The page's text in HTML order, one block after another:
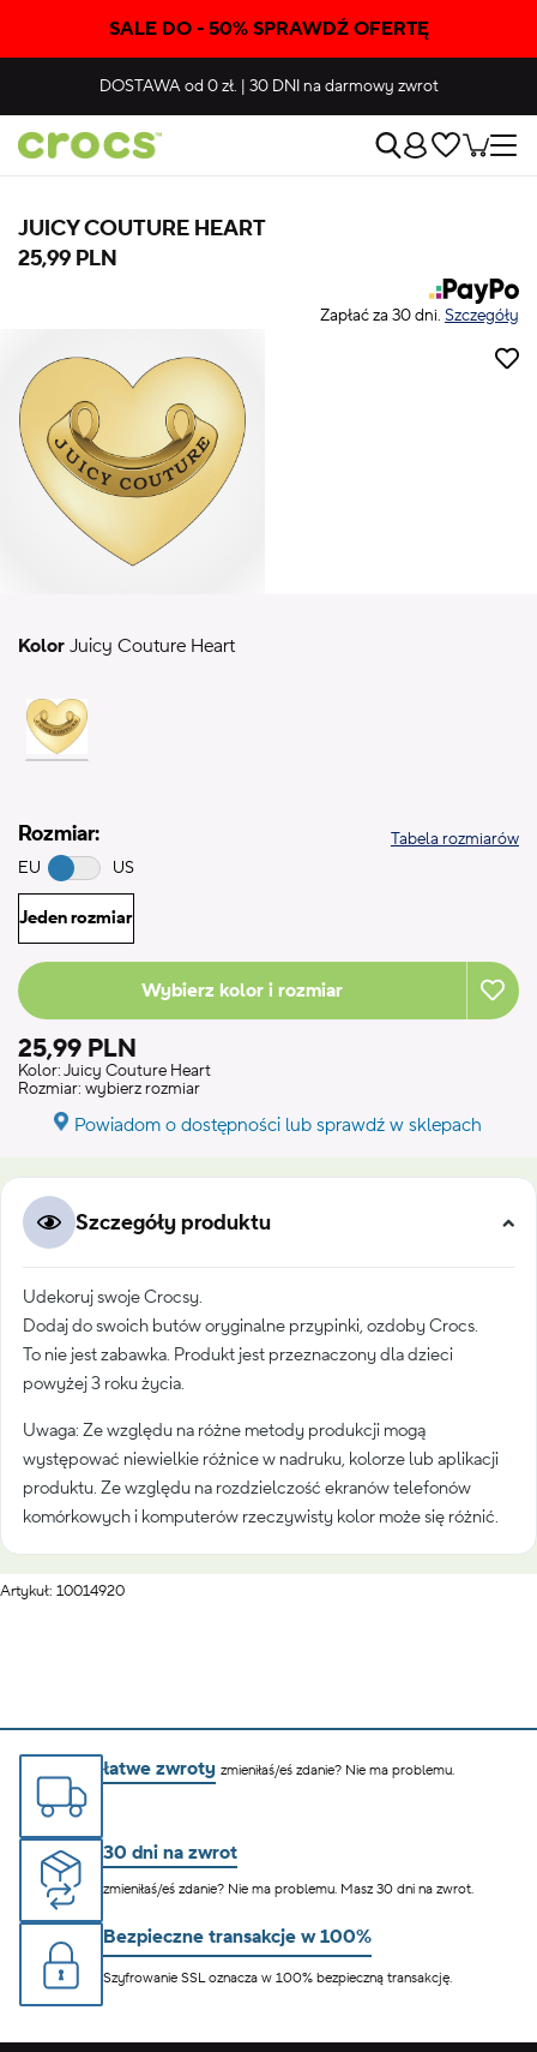
SALE DO - 50% SPRAWDŹ OFERTĘ
DOSTAWAod 0 zł. | 30 DNIna darmowy zwrot
JUICY COUTURE HEART
25,99 PLN
Zapłać za 30 dni. Szczegóły
Kolor Juicy Couture Heart
Rozmiar:
EU US
Tabela rozmiarów
Jeden rozmiar
Wybierz kolor i rozmiar
25,99 PLN
Kolor:Juicy Couture Heart
Rozmiar: wybierz rozmiar
Powiadom o dostępności lub sprawdź w sklepach
Szczegóły produktu
Udekoruj swoje Crocsy.
Dodaj do swoich butów oryginalne przypinki, ozdoby Crocs.
To nie jest zabawka. Produkt jest przeznaczony dla dzieci
powyżej 3 roku życia.
Uwaga: Ze względu na różne metody produkcji mogą
występować niewielkie różnice w nadruku, kolorze lub aplikacji
produktu. Ze względu na rozdzielczość ekranów telefonów
komórkowych i komputerów rzeczywisty kolor może się różnić.
Artykuł: 10014920
łatwe zwroty zmieniłaś/eś zdanie? Nie ma problemu.
30 dni na zwrot
zmieniłaś/eś zdanie? Nie ma problemu. Masz 30 dni na zwrot.
Bezpieczne transakcje w 100%
Szyfrowanie SSL oznacza w 100% bezpieczną transakcję.